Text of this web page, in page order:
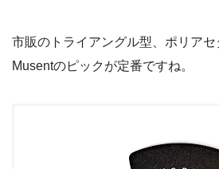
市販のトライアングル型、ポリアセ
Musentのピックが定番ですね。